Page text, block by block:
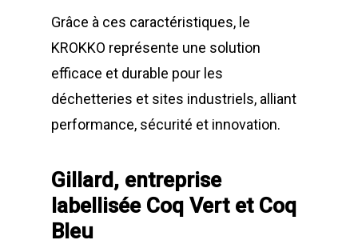
Grâce à ces caractéristiques, le
KROKKO représente une solution
efficace et durable pour les
déchetteries et sites industriels, alliant
performance, sécurité et innovation.
Gillard, entreprise
labellisée Coq Vert et Coq
Bleu